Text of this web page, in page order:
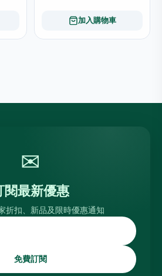
加入購物車
✉
閱最新優惠
折扣、新品及限時優惠通知
免費訂閱